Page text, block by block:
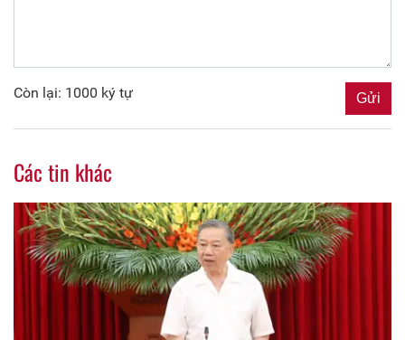
Còn lại: 1000 ký tự
Các tin khác